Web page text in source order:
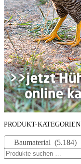
PRODUKT-KATEGORIEN
Baumaterial (5.184)
Suchen
nach …